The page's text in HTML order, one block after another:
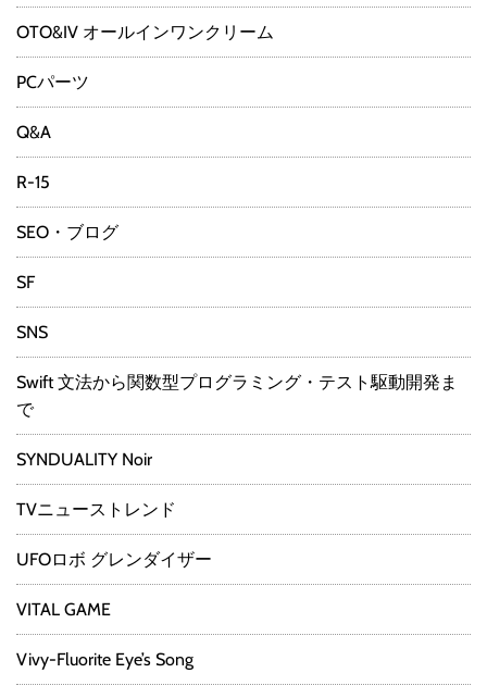
OTO&IV オールインワンクリーム
PCパーツ
Q&A
R-15
SEO・ブログ
SF
SNS
Swift 文法から関数型プログラミング・テスト駆動開発ま
で
SYNDUALITY Noir
TVニューストレンド
UFOロボ グレンダイザー
VITAL GAME
Vivy-Fluorite Eye’s Song